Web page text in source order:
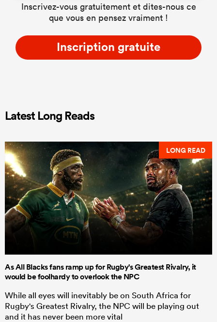
Inscrivez-vous gratuitement et dites-nous ce
que vous en pensez vraiment !
Inscription gratuite
Latest Long Reads
LONG READ
As All Blacks fans ramp up for Rugby's Greatest Rivalry, it
would be foolhardy to overlook the NPC
While all eyes will inevitably be on South Africa for
Rugby's Greatest Rivalry, the NPC will be playing out
and it has never been more vital